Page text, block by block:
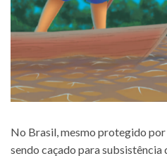
No Brasil, mesmo protegido
sendo caçado para subsistência